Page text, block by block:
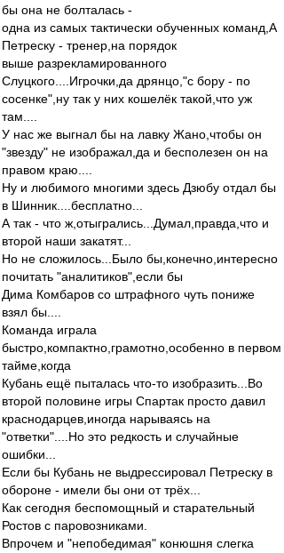
бы она не болталась -
одна из самых тактически обученных команд,А
Петреску - тренер,на порядок
выше разрекламированного
Слуцкого....Игрочки,да дрянцо,"с бору - по
сосенке",ну так у них кошелёк такой,что уж
там....
У нас же выгнал бы на лавку Жано,чтобы он
"звезду" не изображал,да и бесполезен он на
правом краю....
Ну и любимого многими здесь Дзюбу отдал бы
в Шинник....бесплатно...
А так - что ж,отыгрались...Думал,правда,что и
второй наши закатят...
Но не сложилось...Было бы,конечно,интересно
почитать "аналитиков",если бы
Дима Комбаров со штрафного чуть пониже
взял бы....
Команда играла
быстро,компактно,грамотно,особенно в первом
тайме,когда
Кубань ещё пыталась что-то изобразить...Во
второй половине игры Спартак просто давил
краснодарцев,иногда нарываясь на
"ответки"....Но это редкость и случайные
ошибки...
Если бы Кубань не выдрессировал Петреску в
обороне - имели бы они от трёх...
Как сегодня беспомощный и старательный
Ростов с паровозниками.
Впрочем и "непобедимая" конюшня слегка